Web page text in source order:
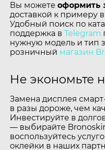
Вы можете оформить
доставкой к примеру
Удобный поиск по
поддержка в Telegram
нужную модель и тип
розничный магазин
Не экономьте
Замена дисплея
в разы дороже, чем
Инвестируйте в
— выбирайте
воспользуйтесь
оклейки в наших